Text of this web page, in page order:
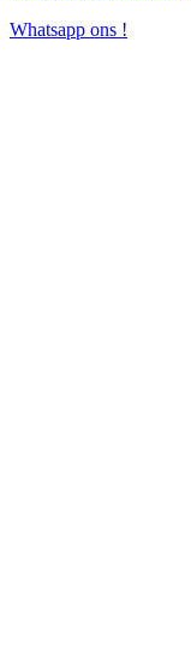
Whatsapp ons !